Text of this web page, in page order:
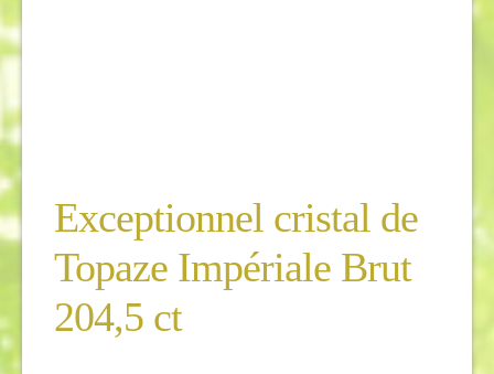
Exceptionnel cristal de
Topaze Impériale Brut
204,5 ct